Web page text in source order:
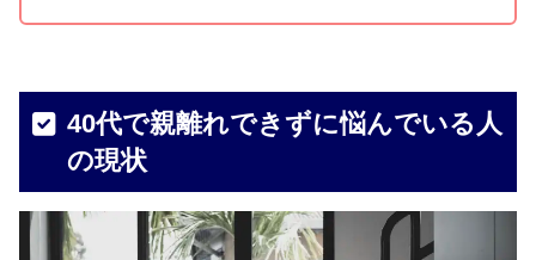
40代で親離れできずに悩んでいる人
の現状